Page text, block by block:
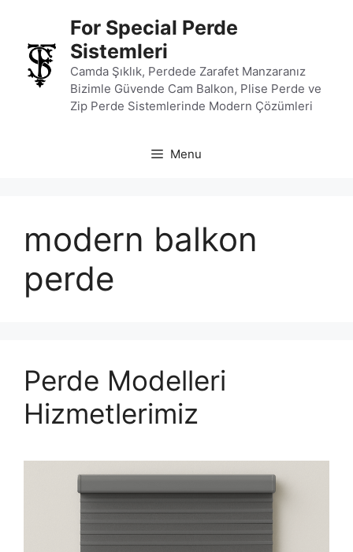
For Special Perde
Sistemleri
Camda Şıklık, Perdede Zarafet Manzaranız
Bizimle Güvende Cam Balkon, Plise Perde ve
Zip Perde Sistemlerinde Modern Çözümleri
Menu
modern balkon
perde
Perde Modelleri
Hizmetlerimiz